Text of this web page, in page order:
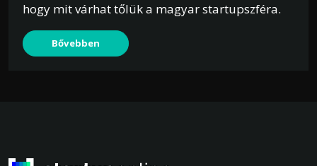
hogy mit várhat tőlük a magyar startupszféra.
Bővebben